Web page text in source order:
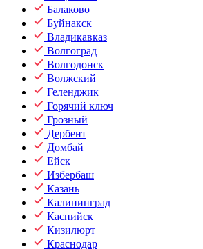
Балаково
Буйнакск
Владикавказ
Волгоград
Волгодонск
Волжский
Геленджик
Горячий ключ
Грозный
Дербент
Домбай
Ейск
Избербаш
Казань
Калининград
Каспийск
Кизилюрт
Краснодар